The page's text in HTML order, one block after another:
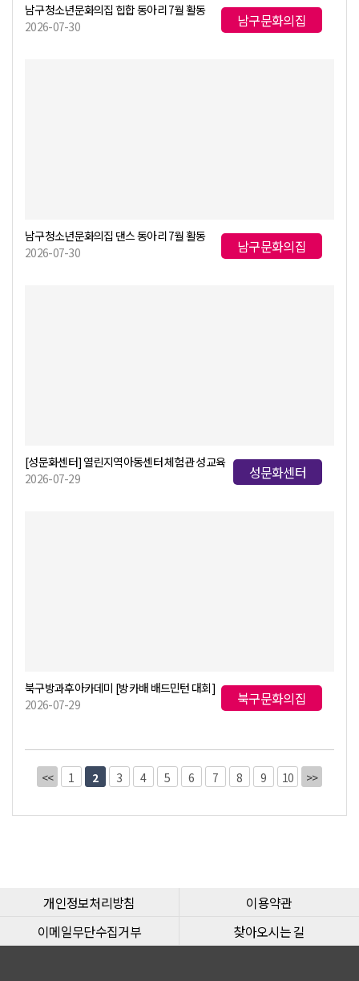
남구청소년문화의집 힙합 동아리 7월 활동
2026-07-30
남구문화의집
남구청소년문화의집 댄스 동아리 7월 활동
2026-07-30
남구문화의집
[성문화센터] 열린지역아동센터 체험관 성교육
2026-07-29
성문화센터
북구방과후아카데미 [방카배 배드민턴 대회]
2026-07-29
북구문화의집
<< 1 2 3 4 5 6 7 8 9 10 >>
개인정보처리방침
이용약관
이메일무단수집거부
찾아오시는 길